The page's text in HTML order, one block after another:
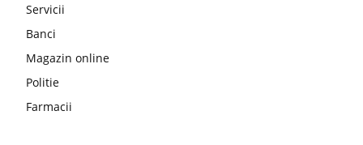
Servicii
Banci
Magazin online
Politie
Farmacii